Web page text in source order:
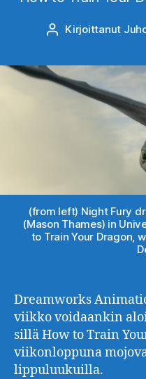
Kirjoittaja
Kirjoittanut
(from left) Night Fury
(Mason Thames) in
to Train Your Dragon,
Dreamworks
viikko voidaankin
sillä How to Train
viikonloppuna
lippuluukuilla.